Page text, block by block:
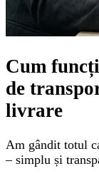
Cum
de
livrare
Am gândit totul
– simplu și